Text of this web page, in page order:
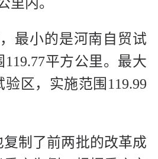
最小的是河南自贸试
平方公里。最大
区，实施范围119.99
制了前两批的改革成